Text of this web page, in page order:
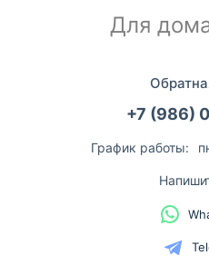
Для
+7 (986)
График работы: